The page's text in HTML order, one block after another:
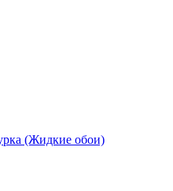
(Жидкие обои)